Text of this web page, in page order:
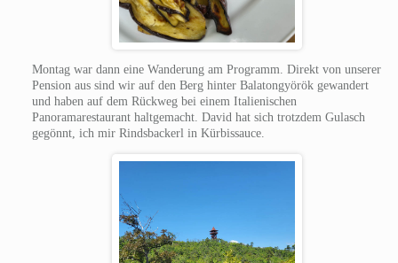
Montag war dann eine Wanderung am Programm. Direkt von unserer
Pension aus sind wir auf den Berg hinter Balatongyörök gewandert
und haben auf dem Rückweg bei einem Italienischen
Panoramarestaurant haltgemacht. David hat sich trotzdem Gulasch
gegönnt, ich mir Rindsbackerl in Kürbissauce.